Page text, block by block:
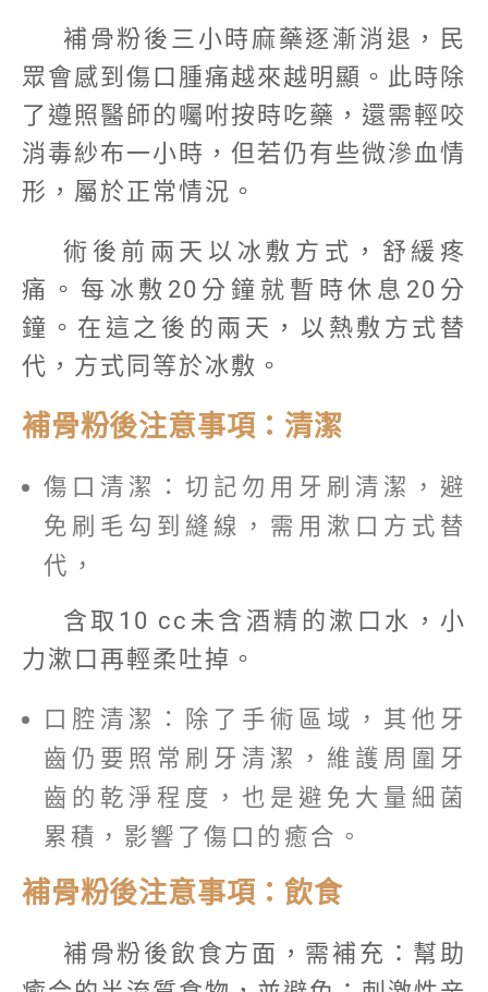
補骨粉後三小時麻藥逐漸消退，民
眾會感到傷口腫痛越來越明顯。此時除
了遵照醫師的囑咐按時吃藥，還需輕咬
消毒紗布一小時，但若仍有些微滲血情
形，屬於正常情況。
術後前兩天以冰敷方式，舒緩疼
痛。每冰敷20分鐘就暫時休息20分
鐘。在這之後的兩天，以熱敷方式替
代，方式同等於冰敷。
補骨粉後注意事項：清潔
傷口清潔：切記勿用牙刷清潔，避
免刷毛勾到縫線，需用漱口方式替
代，
含取10 cc未含酒精的漱口水，小
力漱口再輕柔吐掉。
口腔清潔：除了手術區域，其他牙
齒仍要照常刷牙清潔，維護周圍牙
齒的乾淨程度，也是避免大量細菌
累積，影響了傷口的癒合。
補骨粉後注意事項：飲食
補骨粉後飲食方面，需補充：幫助